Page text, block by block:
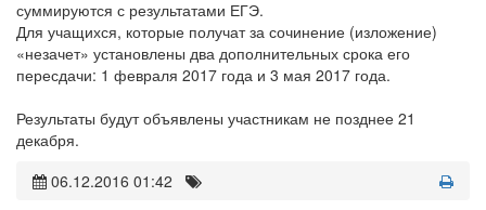
суммируются с результатами ЕГЭ.
Для учащихся, которые получат за сочинение (изложение)
«незачет» установлены два дополнительных срока его
пересдачи: 1 февраля 2017 года и 3 мая 2017 года.
Результаты будут объявлены участникам не позднее 21
декабря.
06.12.2016 01:42